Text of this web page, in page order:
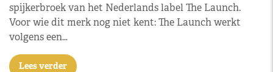
spijkerbroek van het Nederlands label The Launch.
Voor wie dit merk nog niet kent: The Launch werkt
volgens een…
Lees verder